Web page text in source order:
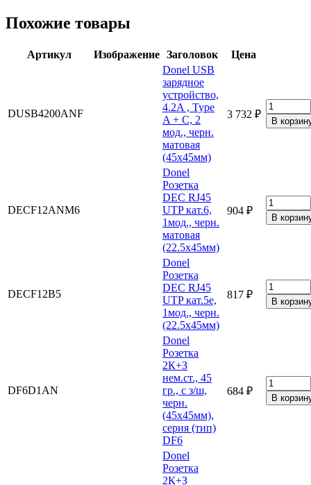
Похожие товары
Артикул Изображение Заголовок Цена
DUSB4200ANF
Donel USB
зарядное
устройство,
4.2A , Type
A + C, 2
мод., черн.
матовая
(45х45мм)
3 732 ₽
DECF12ANM6
Donel
Розетка
DEC RJ45
UTP кат.6,
1мод., черн.
матовая
(22.5х45мм)
904 ₽
DECF12B5
Donel
Розетка
DEC RJ45
UTP кат.5e,
1мод., черн.
(22.5х45мм)
817 ₽
DF6D1AN
Donel
Розетка
2К+З
нем.ст., 45
гр., с з/ш,
черн.
(45х45мм),
серия (тип)
DF6
684 ₽
Donel
Розетка
2К+З